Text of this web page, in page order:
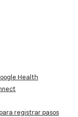
Health
registrar pasos